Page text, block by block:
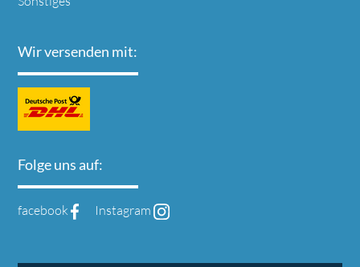
Wir versenden mit:
Folge uns auf:
facebook Instagram